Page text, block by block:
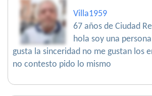
Villa1959
67 años de Ciudad
hola soy una
gusta la sinceridad no me gustan los
no contesto pido lo mismo